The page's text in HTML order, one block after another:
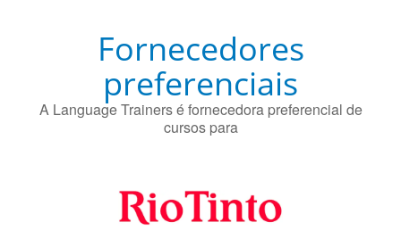
preferenciais
A Language Trainers é fornecedora preferencial de
cursos para